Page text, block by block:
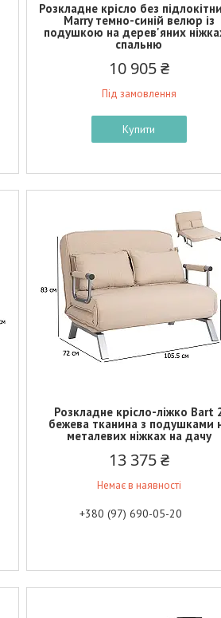
Розкладне крісло без
Marry темно-синій велюр із
подушкою на дерев'яних
спальню
10 905 ₴
Під замовлення
Купити
Розкладне крісло-ліжко Bart
бежева тканина з подушками
металевих ніжках на дачу
13 375 ₴
Немає в наявності
+380 (97) 690-05-20